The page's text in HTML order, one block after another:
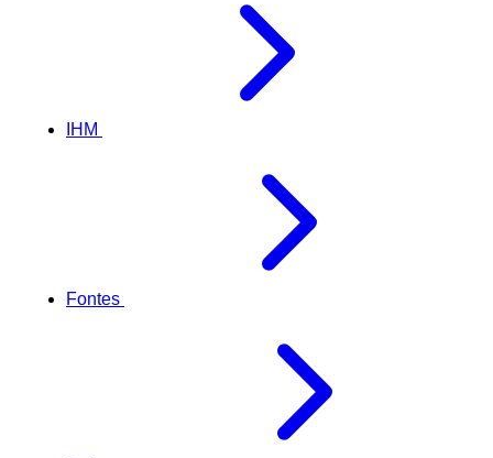
IHM
Fontes